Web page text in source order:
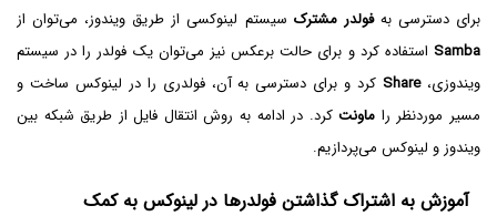
برای دسترسی بهفولدر مشترک سیستم لینوکسی از طریق ویندوز، می‌توان از
Samba استفاده کرد و برای حالت برعکس نیز می‌توان یک فولدر را در سیستم
ویندوزی،Share کرد و برای دسترسی به آن، فولدری را در لینوکس ساخت و
مسیر موردنظر را ماونتکرد. در ادامه به روش انتقال فایل از طریق شبکه بین
ویندوز و لینوکس می‌پردازیم.
آموزش به اشتراک گذاشتن فولدرها در لینوکس به کمک